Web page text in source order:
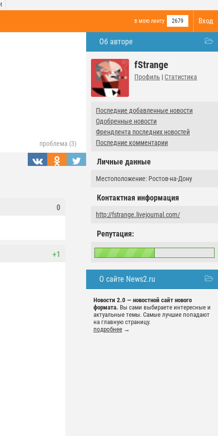
Вход
в мою ленту 2679
Об авторе
fStrange
Профиль | Статистика
Последние добавленные новости
Одобренные новости
Френдлента последних новостей
Последние комментарии
Личные данные
Местоположение: Ростов-на-Дону
Контактная информация
http://fstrange.livejournal.com/
Репутация:
О сайте News2.ru
Новости 2.0 — новостной сайт нового
формата. Вы сами выбираете интересные и
актуальные темы. Самые лучшие попадают
на главную страницу.
подробнее →
проблема (3)
0
+1